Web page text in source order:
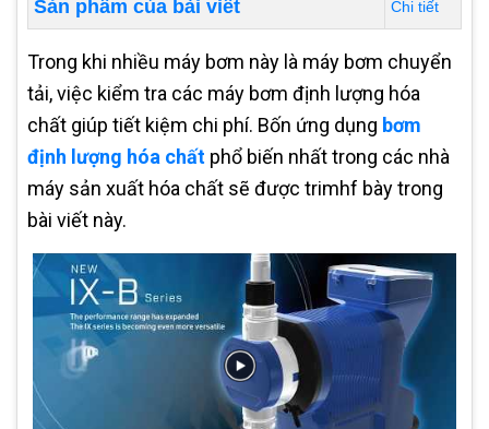
Sản phẩm của bài viết Chi tiết
Trong khi nhiều máy bơm này là máy bơm chuyển
tải, việc kiểm tra các máy bơm định lượng hóa
chất giúp tiết kiệm chi phí. Bốn ứng dụng bơm
định lượng hóa chất phổ biến nhất trong các nhà
máy sản xuất hóa chất sẽ được trimhf bày trong
bài viết này.